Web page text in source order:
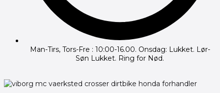
Man-Tirs, Tors-Fre : 10:00-16.00. Onsdag: Lukket. Lør-
Søn Lukket. Ring for Nød.